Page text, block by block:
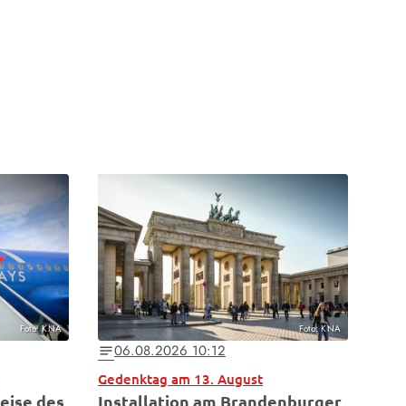
Foto: KNA
des
Foto: KNA
notes06.08.2026 10:12
Gedenktag am 13. August
Installation am Brandenburger